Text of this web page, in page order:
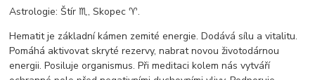
Astrologie: Štír ♏, Skopec ♈.
Hematit je základní kámen zemité energie. Dodává sílu a vitalitu.
Pomáhá aktivovat skryté rezervy, nabrat novou životodárnou
energii. Posiluje organismus. Při meditaci kolem nás vytváří